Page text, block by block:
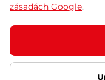
© 2026 SEVEN SPORT
Podle zákona o evidenci
kupujícímu účtenku.
Zároveň je povinen
případě technického
zásadách Google.